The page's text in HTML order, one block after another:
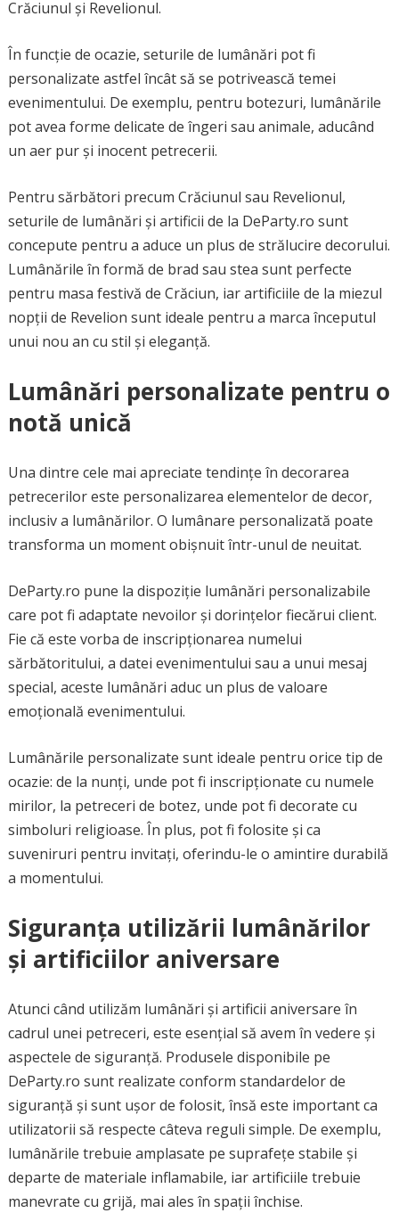
Crăciunul și Revelionul.
În funcție de ocazie, seturile de lumânări pot fi
personalizate astfel încât să se potrivească temei
evenimentului. De exemplu, pentru botezuri, lumânările
pot avea forme delicate de îngeri sau animale, aducând
un aer pur și inocent petrecerii.
Pentru sărbători precum Crăciunul sau Revelionul,
seturile de lumânări și artificii de la DeParty.ro sunt
concepute pentru a aduce un plus de strălucire decorului.
Lumânările în formă de brad sau stea sunt perfecte
pentru masa festivă de Crăciun, iar artificiile de la miezul
nopții de Revelion sunt ideale pentru a marca începutul
unui nou an cu stil și eleganță.
Lumânări personalizate pentru o
notă unică
Una dintre cele mai apreciate tendințe în decorarea
petrecerilor este personalizarea elementelor de decor,
inclusiv a lumânărilor. O lumânare personalizată poate
transforma un moment obișnuit într-unul de neuitat.
DeParty.ro pune la dispoziție lumânări personalizabile
care pot fi adaptate nevoilor și dorințelor fiecărui client.
Fie că este vorba de inscripționarea numelui
sărbătoritului, a datei evenimentului sau a unui mesaj
special, aceste lumânări aduc un plus de valoare
emoțională evenimentului.
Lumânările personalizate sunt ideale pentru orice tip de
ocazie: de la nunți, unde pot fi inscripționate cu numele
mirilor, la petreceri de botez, unde pot fi decorate cu
simboluri religioase. În plus, pot fi folosite și ca
suveniruri pentru invitați, oferindu-le o amintire durabilă
a momentului.
Siguranța utilizării lumânărilor
și artificiilor aniversare
Atunci când utilizăm lumânări și artificii aniversare în
cadrul unei petreceri, este esențial să avem în vedere și
aspectele de siguranță. Produsele disponibile pe
DeParty.ro sunt realizate conform standardelor de
siguranță și sunt ușor de folosit, însă este important ca
utilizatorii să respecte câteva reguli simple. De exemplu,
lumânările trebuie amplasate pe suprafețe stabile și
departe de materiale inflamabile, iar artificiile trebuie
manevrate cu grijă, mai ales în spații închise.